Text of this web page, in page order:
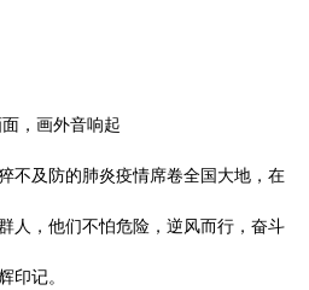
，画外音响起
不及防的肺炎疫情席卷全国大地，在
人，他们不怕危险，逆风而行，奋斗
印记。